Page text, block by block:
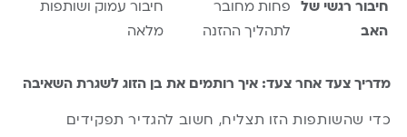
חיבור רגשי של
האב
פחות מחובר
לתהליך ההזנה
חיבור עמוק ושותפות
מלאה
מדריך צעד אחר צעד: איך רותמים את בן הזוג לשגרת השאיבה
כדי שהשותפות הזו תצליח, חשוב להגדיר תפקידים